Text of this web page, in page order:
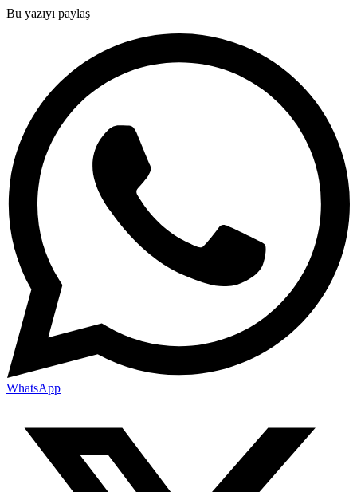
Bu yazıyı paylaş
WhatsApp